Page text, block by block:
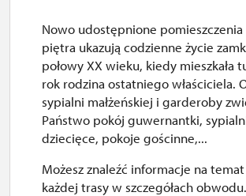
śr.
10.00 – 15.00
29. 10.
czw.
10.00 – 15.00
30. 10.
Nowo udostępnione
piętra ukazują codzienne życie
połowy XX wieku, kiedy mieszkała
rok rodzina ostatniego właściciela.
sypialni małżeńskiej i garderoby
Państwo pokój guwernantki,
dziecięce, pokoje gościnne,...
Możesz znaleźć informacje na
każdej trasy w szczegółach obwodu.